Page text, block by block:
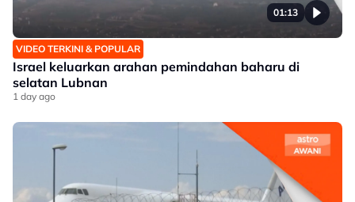
01:13
VIDEO TERKINI & POPULAR
Israel keluarkan arahan pemindahan baharu di
selatan Lubnan
1 day ago